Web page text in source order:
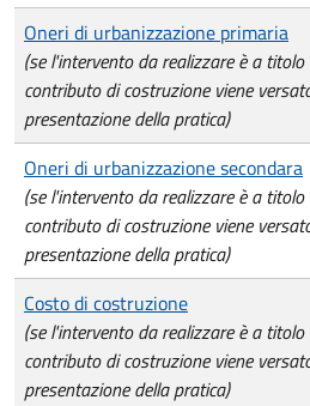
Oneri di urbanizzazione primaria
(se l'intervento da realizzare è a
contributo di costruzione viene
presentazione della pratica)
Oneri di urbanizzazione secondara
(se l'intervento da realizzare è a
contributo di costruzione viene
presentazione della pratica)
Costo di costruzione
(se l'intervento da realizzare è a
contributo di costruzione viene
presentazione della pratica)